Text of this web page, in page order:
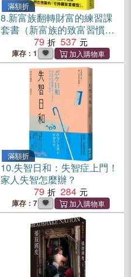
滿額折
8.新富族翻轉財富的練習課
套書（新富族的致富習慣＋
翻轉財富的人生練習）
79 537
庫存：1
滿額折
10.失智日和：失智症上門！
家人失智怎麼辦？
79
284
庫存：7